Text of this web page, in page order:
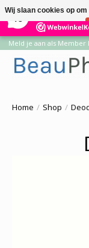
Meld je aan als
Home / Shop /
Wij slaan cookies op